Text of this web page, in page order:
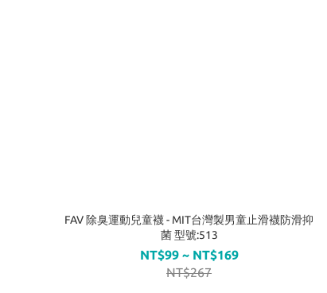
FAV 除臭運動兒童襪 - MIT台灣製男童止滑襪防滑抑
菌 型號:513
NT$99 ~ NT$169
NT$267